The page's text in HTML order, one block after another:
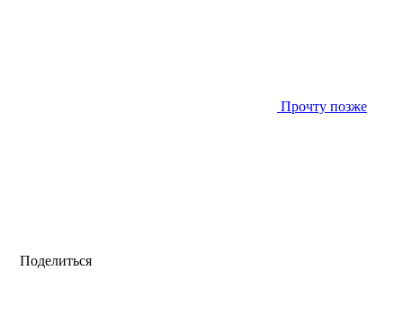
Прочту позже
Поделиться